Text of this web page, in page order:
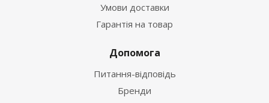
Умови доставки
Гарантія на товар
Допомога
Питання-відповідь
Бренди